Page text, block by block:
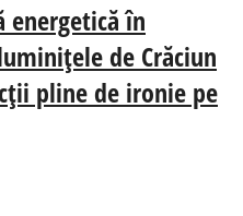
energetică în
de Crăciun
pline de ironie pe